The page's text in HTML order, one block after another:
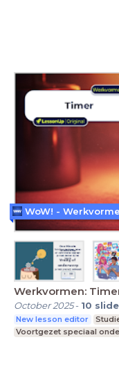
Werkvormen:
October 2025- 10
New lesson editor
Voortgezet speciaal
WoW! -